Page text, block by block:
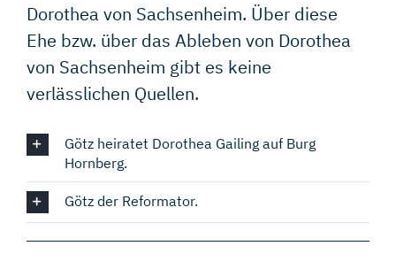
Dorothea von Sachsenheim. Über diese
Ehe bzw. über das Ableben von Dorothea
von Sachsenheim gibt es keine
verlässlichen Quellen.
Götz heiratet Dorothea Gailing auf Burg
Hornberg.
Götz der Reformator.